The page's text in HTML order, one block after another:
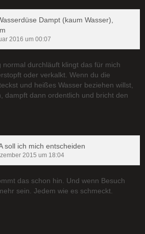
Dampt (kaum Wasser),
2016 um 00:07
durchläuft klingt das für mich
oder verkalkt. Wenn du die
und heißes Wasser beziehen willst,
dampft dann ordentlich und bricht den
soll ich mich entscheiden
2015 um 18:04
das schon hin. Und wenn Besuch
sein. Jedem wie es schmeckt.